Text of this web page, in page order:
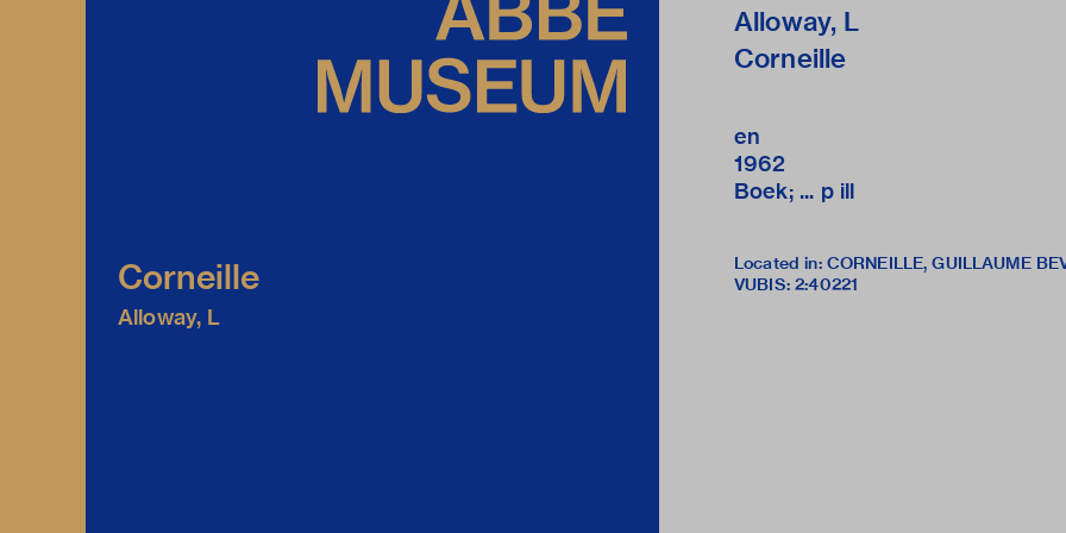
Corneille
Alloway, L
Alloway, L
Corneille
en
1962
Boek; ... p ill
Located in: CORNEILLE, GUILLAUME
VUBIS: 2:40221